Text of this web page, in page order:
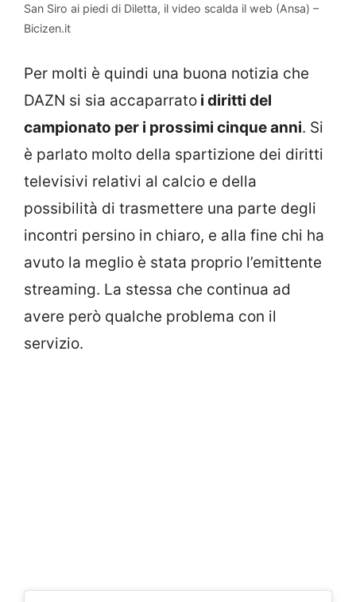
San Siro ai piedi di Diletta, il video scalda il web (Ansa) –
Bicizen.it
Per molti è quindi una buona notizia che
DAZN si sia accaparrato i diritti del
campionato per i prossimi cinque anni. Si
è parlato molto della spartizione dei diritti
televisivi relativi al calcio e della
possibilità di trasmettere una parte degli
incontri persino in chiaro, e alla fine chi ha
avuto la meglio è stata proprio l’emittente
streaming. La stessa che continua ad
avere però qualche problema con il
servizio.